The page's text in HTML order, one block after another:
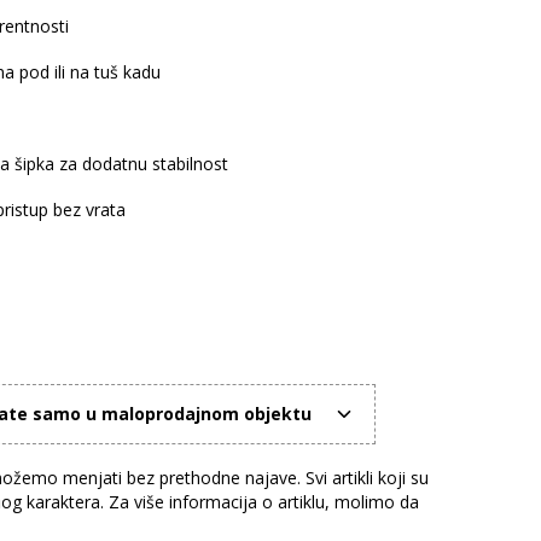
pod ili na tuš kadu
šipka za dodatnu stabilnost
bez vrata
samo u maloprodajnom objektu
menjati bez prethodne najave. Svi artikli koji su
karaktera. Za više informacija o artiklu, molimo da